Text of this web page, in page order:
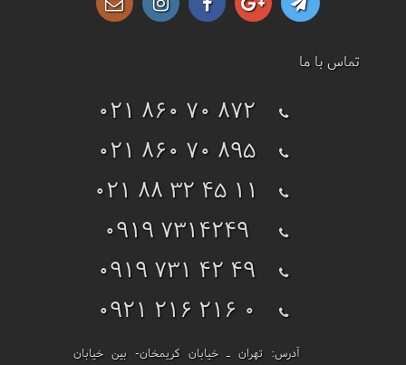
تماس با ما
021 860 70 872
021 860 70 895
021 88 32 45 11
0919 7314249
0919 731 42 49
0921 216 216 0
آدرس: تهران ـ خیابان کریمخان- بین خیابان